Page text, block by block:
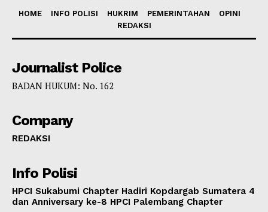
HOME INFO POLISI HUKRIM PEMERINTAHAN
OPINI
REDAKSI
Journalist Police
BADAN HUKUM: No. 162
Company
REDAKSI
Info Polisi
HPCI Sukabumi Chapter Hadiri Kopdargab Sumatera 4
dan Anniversary ke-8 HPCI Palembang Chapter